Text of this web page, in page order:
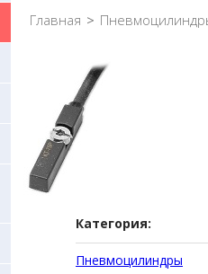
Главная >
Категория:
Пневмоцилиндры